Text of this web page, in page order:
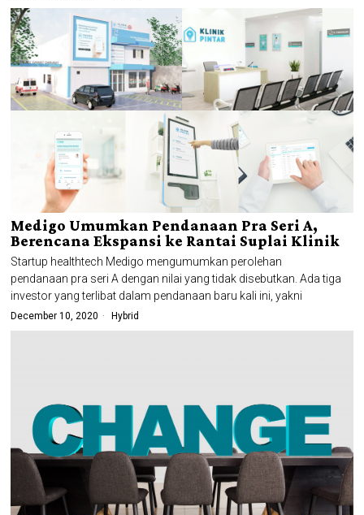
Medigo Umumkan Pendanaan Pra Seri A,
Berencana Ekspansi ke Rantai Suplai Klinik
Startup healthtech Medigo mengumumkan perolehan
pendanaan pra seri A dengan nilai yang tidak disebutkan. Ada tiga
investor yang terlibat dalam pendanaan baru kali ini, yakni
December 10, 2020 Hybrid